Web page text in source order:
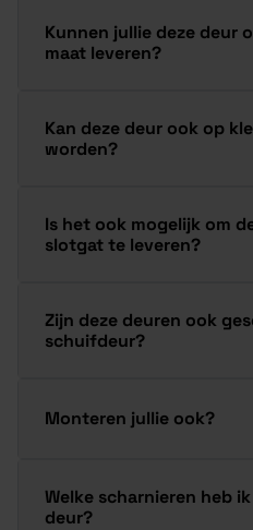
Kunnen jullie deze deur
maat leveren?
Kan deze deur ook op
worden?
Is het ook mogelijk om
slotgat te leveren?
Zijn deze deuren ook
schuifdeur?
Monteren jullie ook?
Welke scharnieren heb
deur?